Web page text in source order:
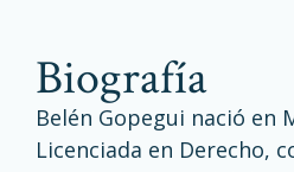
biografía
Belén Gopegui nació en
Licenciada en Derecho,